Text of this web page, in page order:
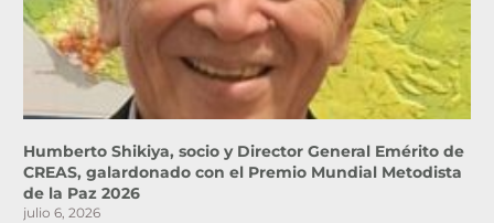
Humberto Shikiya, socio y Director General Emérito de
CREAS, galardonado con el Premio Mundial Metodista
de la Paz 2026
julio 6, 2026